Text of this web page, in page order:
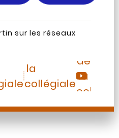
sur les réseaux
TripAdvisor
la
collégiale
Martin
de
la
Saint-
Martin